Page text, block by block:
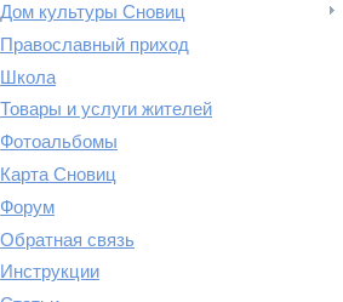
Дом культуры Сновиц
Православный приход
Школа
Товары и услуги жителей
Фотоальбомы
Карта Сновиц
Форум
Обратная связь
Инструкции